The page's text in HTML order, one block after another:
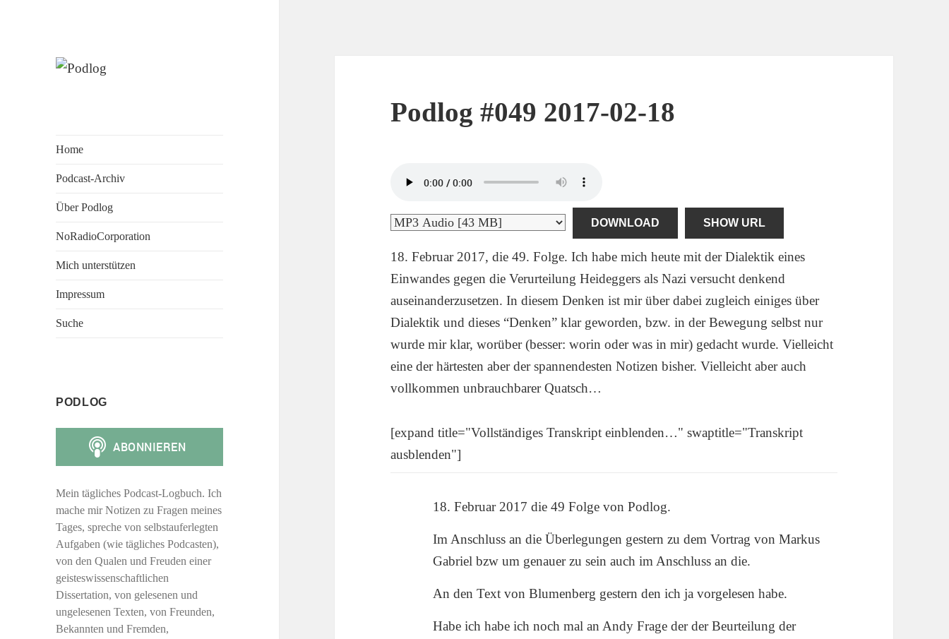
Kulturwissenschaft
Home
Podcast-Archiv
Über Podlog
NoRadioCorporation
Mich unterstützen
Impressum
Suche
PODLOG
Mein tägliches Podcast-Logbuch. Ich
mache mir Notizen zu Fragen meines
Tages, spreche von selbstauferlegten
Aufgaben (wie tägliches Podcasten),
von den Qualen und Freuden einer
geisteswissenschaftlichen
Dissertation, von gelesenen und
ungelesenen Texten, von Freunden,
Bekannten und Fremden,
Podlog #049 2017-02-18
DOWNLOAD SHOW URL
18. Februar 2017, die 49. Folge. Ich habe mich heute mit der Dialektik eines
Einwandes gegen die Verurteilung Heideggers als Nazi versucht denkend
auseinanderzusetzen. In diesem Denken ist mir über dabei zugleich einiges über
Dialektik und dieses “Denken” klar geworden, bzw. in der Bewegung selbst nur
wurde mir klar, worüber (besser: worin oder was in mir) gedacht wurde. Vielleicht
eine der härtesten aber der spannendesten Notizen bisher. Vielleicht aber auch
vollkommen unbrauchbarer Quatsch…
[expand title="Vollständiges Transkript einblenden…" swaptitle="Transkript
ausblenden"]
18. Februar 2017 die 49 Folge von Podlog.
Im Anschluss an die Überlegungen gestern zu dem Vortrag von Markus
Gabriel bzw um genauer zu sein auch im Anschluss an die.
An den Text von Blumenberg gestern den ich ja vorgelesen habe.
Habe ich habe ich noch mal an Andy Frage der der Beurteilung der